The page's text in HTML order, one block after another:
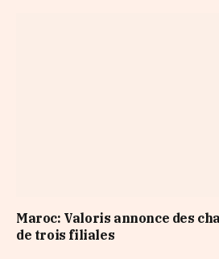
Maroc: Valoris annonce des
de trois filiales